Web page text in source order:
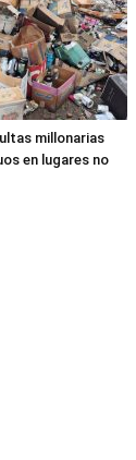
millonarias
en lugares no